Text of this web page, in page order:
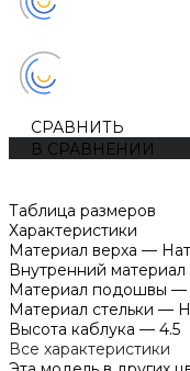
СРАВНИТЬ
В СРАВНЕНИИ
Таблица размеров
Характеристики
Материал верха —
Внутренний материал
Материал подошвы —
Материал стельки —
Высота каблука — 4.5
Все характеристики